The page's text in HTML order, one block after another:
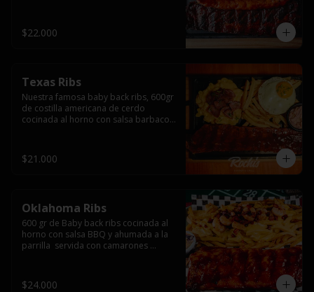
$22.000
Texas Ribs
Nuestra famosa baby back ribs, 600gr
de costilla americana de cerdo
cocinada al horno con salsa barbacoa
tocino ahumado laminado, papas
fritas  y un huevo frito.
$21.000
Oklahoma Ribs
600 gr de Baby back ribs cocinada al
horno con salsa BBQ y ahumada a la
parrilla  servida con camarones
$24.000